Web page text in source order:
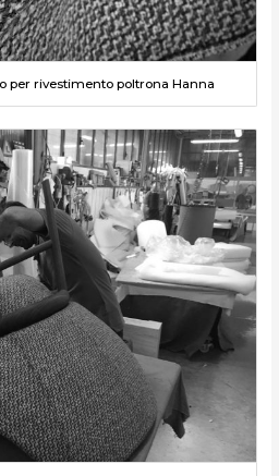
per rivestimento poltrona Hanna